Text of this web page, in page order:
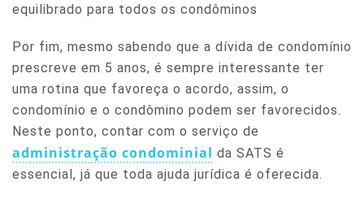
equilibrado para todos os condôminos
Por fim, mesmo sabendo que a dívida de condomínio
prescreve em 5 anos, é sempre interessante ter
uma rotina que favoreça o acordo, assim, o
condomínio e o condômino podem ser favorecidos.
Neste ponto, contar com o serviço de
administração condominial da SATS é
essencial, já que toda ajuda jurídica é oferecida.